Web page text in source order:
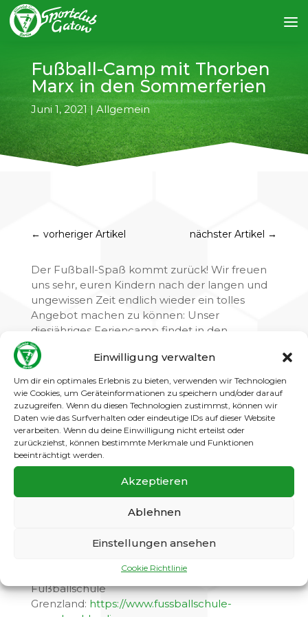
Einwilligung verwalten
Um dir ein optimales Erlebnis zu bieten, verwenden wir Technologien
wie Cookies, um Geräteinformationen zu speichern und/oder darauf
zuzugreifen. Wenn du diesen Technologien zustimmst, können wir
Daten wie das Surfverhalten oder eindeutige IDs auf dieser Website
verarbeiten. Wenn du deine Einwilligung nicht erteilst oder
zurückziehst, können bestimmte Merkmale und Funktionen
beeinträchtigt werden.
Akzeptieren
Ablehnen
Einstellungen ansehen
Cookie Richtlinie
Fußball-Camp mit Thorben
Marx in den Sommerferien
Juni 1, 2021 | Allgemein
← vorheriger Artikel nächster Artikel →
Der Fußball-Spaß kommt zurück! Wir freuen
uns sehr, euren Kindern nach der langen und
ungewissen Zeit endlich wieder ein tolles
Angebot machen zu können: Unser
diesjähriges Feriencamp findet in den
Sommerferien vom 27.7.bis 30.7. statt, und wird
von der Fußballschule Grenzland organisiert.
Leiten wird das Camp Thorben Marx, der als
ehemaliger Bundesligaprofi und langjähriger
Herthaner in Berlin natürlich bekannt ist.
Neben vier Tagen Fußball pur inklusive
Torwarttraining und Schusskraftmessung
Clubhaus, sowie ein Camp-Shirt, eine
Teilnehmen kann jedes fußballbegeisterte
Anmeldung findet ihr auf der Webseite der
Fußballschule
Grenzland: https://www.fussballschule-